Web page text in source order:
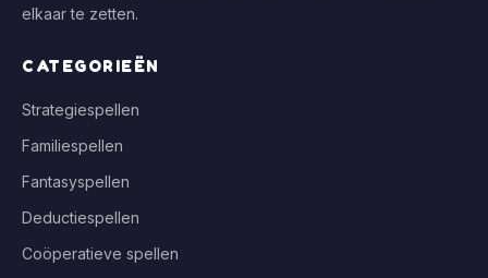
elkaar te zetten.
CATEGORIEËN
Strategiespellen
Familiespellen
Fantasyspellen
Deductiespellen
Coöperatieve spellen